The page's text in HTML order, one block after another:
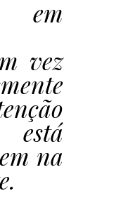
vez
na